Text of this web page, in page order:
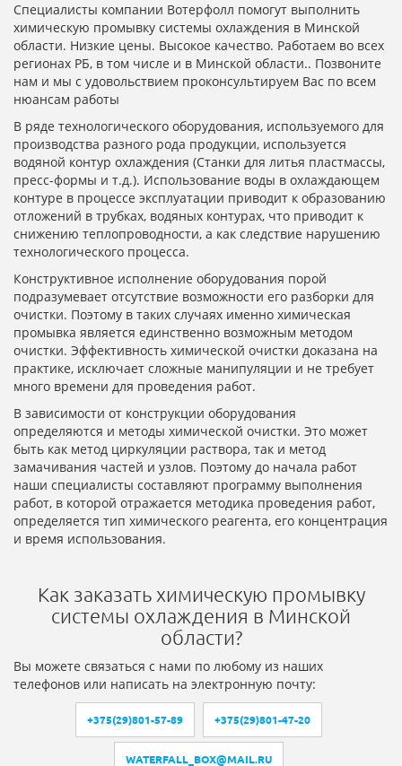
Специалисты компании Вотерфолл помогут выполнить
химическую промывку системы охлаждения в Минской
области. Низкие цены. Высокое качество. Работаем во всех
регионах РБ, в том числе и в Минской области.. Позвоните
нам и мы с удовольствием проконсультируем Вас по всем
нюансам работы
В ряде технологического оборудования, используемого для
производства разного рода продукции, используется
водяной контур охлаждения (Станки для литья пластмассы,
пресс-формы и т.д.). Использование воды в охлаждающем
контуре в процессе эксплуатации приводит к образованию
отложений в трубках, водяных контурах, что приводит к
снижению теплопроводности, а как следствие нарушению
технологического процесса.
Конструктивное исполнение оборудования порой
подразумевает отсутствие возможности его разборки для
очистки. Поэтому в таких случаях именно химическая
промывка является единственно возможным методом
очистки. Эффективность химической очистки доказана на
практике, исключает сложные манипуляции и не требует
много времени для проведения работ.
В зависимости от конструкции оборудования
определяются и методы химической очистки. Это может
быть как метод циркуляции раствора, так и метод
замачивания частей и узлов. Поэтому до начала работ
наши специалисты составляют программу выполнения
работ, в которой отражается методика проведения работ,
определяется тип химического реагента, его концентрация
и время использования.
Как заказать химическую промывку
системы охлаждения в Минской
области?
Вы можете связаться с нами по любому из наших
телефонов или написать на электронную почту:
+375(29)801-57-89 +375(29)801-47-20
WATERFALL_BOX@MAIL.RU